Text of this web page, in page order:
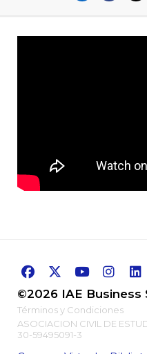
integra armoniosamente
©2026 IAE Business
Términos y Condiciones
ASOCIACION CIVIL DE
30-59495091-3